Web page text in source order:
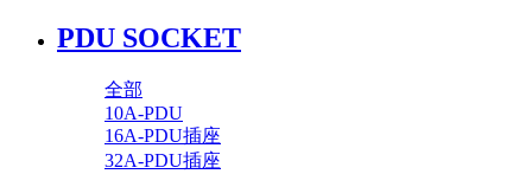
PDU SOCKET
全部
10A-PDU
16A-PDU插座
32A-PDU插座